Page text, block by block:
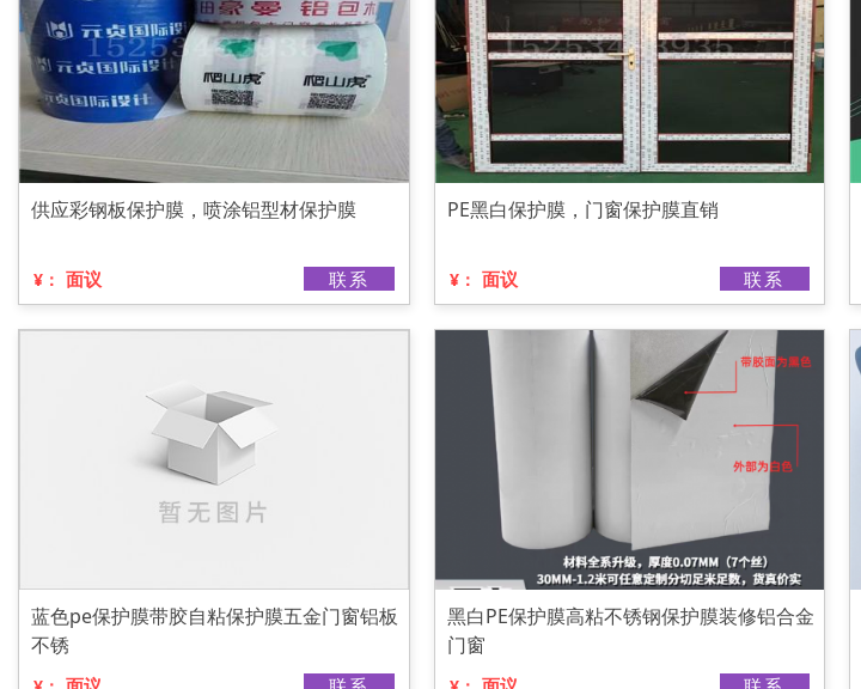
供应彩钢板保护膜，喷涂铝型材保护膜
¥： 面议 联系
PE黑白保护膜，门窗保护膜直销
¥： 面议 联系
蓝色pe保护膜带胶自粘保护膜五金门窗铝板
不锈
黑白PE保护膜高粘不锈钢保护膜装修铝合金
门窗